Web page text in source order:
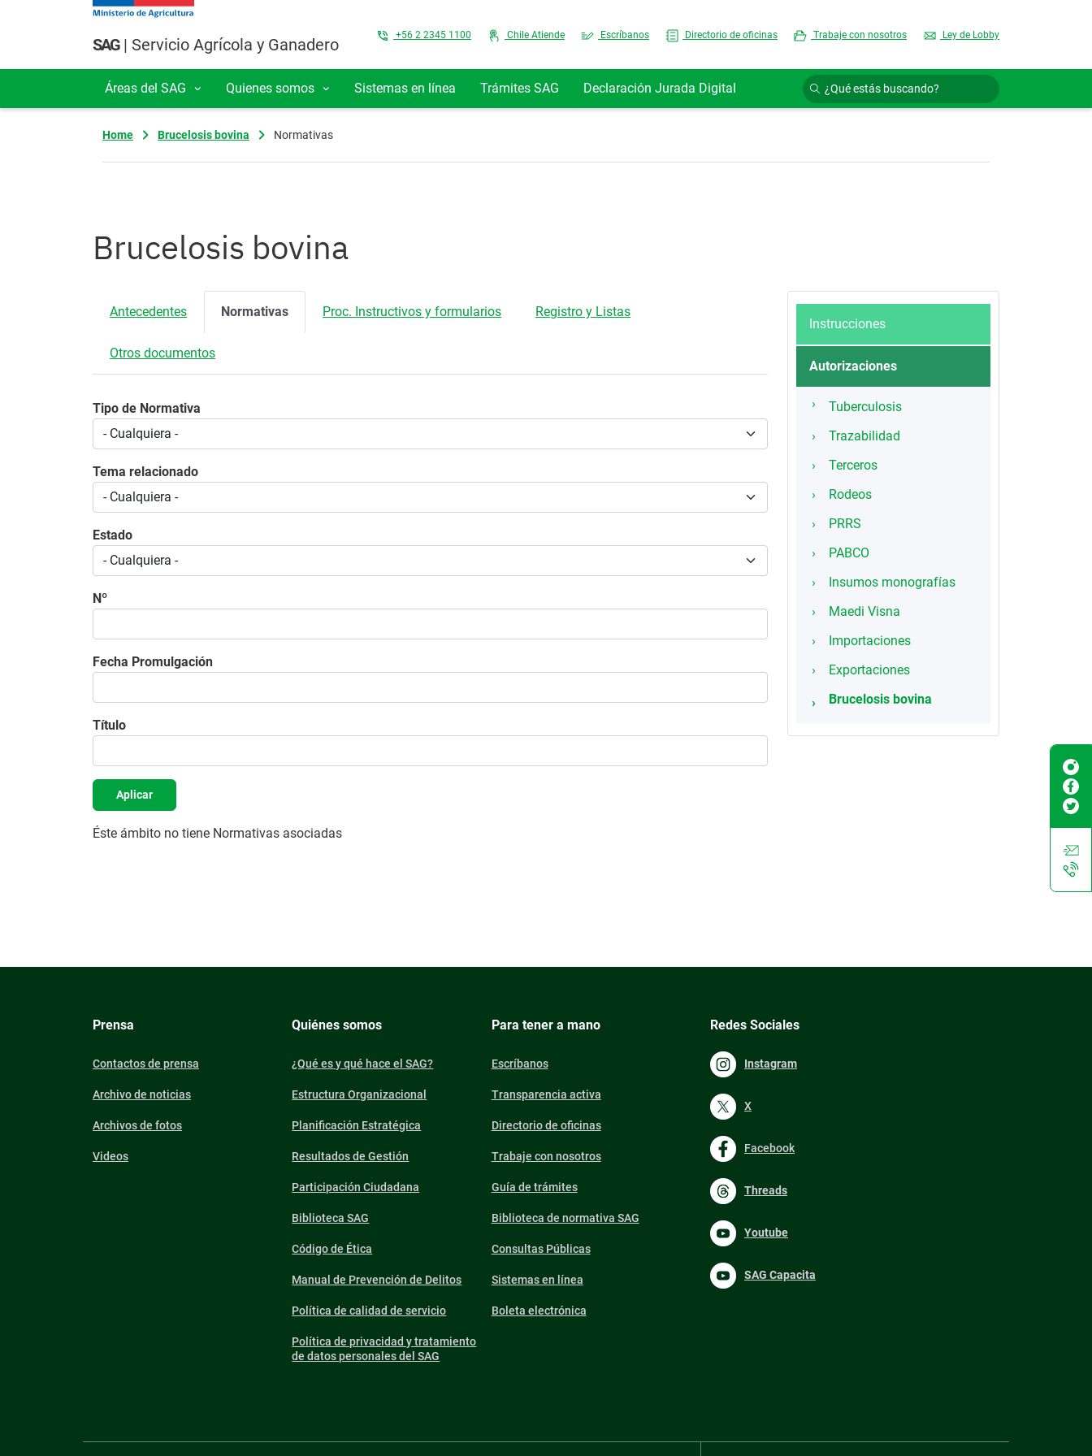
Pasar al contenido principal
SAG| Servicio Agrícola y Ganadero Top Menu
+56 2 2345 1100 Chile Atiende Escríbanos Directorio de oficinas Trabaje con nosotros Ley de Lobby
Navegación principal
Áreas del SAG Quienes somos Sistemas en línea Trámites SAG Declaración Jurada Digital
Home Brucelosis bovina Normativas
Brucelosis bovina
Antecedentes Normativas Proc. Instructivos y formularios Registro y Listas
Otros documentos
Tipo de Normativa
Tema relacionado
Estado
Nº
Fecha Promulgación
Título
Aplicar
Éste ámbito no tiene Normativas asociadas
Instrucciones
Autorizaciones
Tuberculosis
Trazabilidad
Terceros
Rodeos
PRRS
PABCO
Insumos monografías
Maedi Visna
Importaciones
Exportaciones
Brucelosis bovina
Prensa
Contactos de prensa
Archivo de noticias
Archivos de fotos
Videos
Quiénes somos
¿Qué es y qué hace el SAG?
Estructura Organizacional
Planificación Estratégica
Resultados de Gestión
Participación Ciudadana
Biblioteca SAG
Código de Ética
Manual de Prevención de Delitos
Política de calidad de servicio
Política de privacidad y tratamiento
de datos personales del SAG
Para tener a mano
Escríbanos
Transparencia activa
Directorio de oficinas
Trabaje con nosotros
Guía de trámites
Biblioteca de normativa SAG
Consultas Públicas
Sistemas en línea
Boleta electrónica
Redes Sociales
Instagram
X
Facebook
Threads
Youtube
SAG Capacita